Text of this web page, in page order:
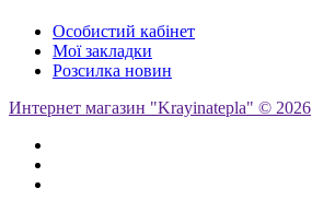
Особистий кабінет
Мої закладки
Розсилка новин
Интернет магазин "Krayinatepla" © 2026